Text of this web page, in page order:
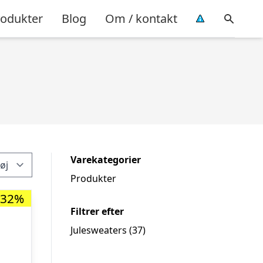
Blog Om / kontakt
Varekategorier
Produkter
Filtrer efter
Julesweaters (37)